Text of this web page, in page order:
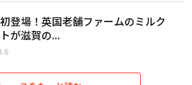
登場！英国老舗ファームのミルク
が滋賀の...